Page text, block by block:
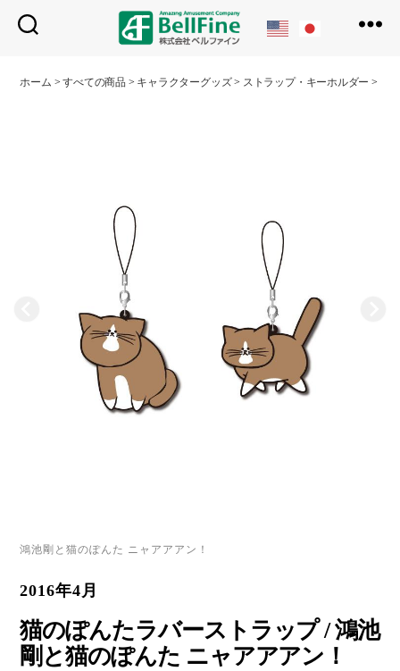
フ
ホーム >すべての商品 > キャラクターグッズ> ストラップ・キーホルダー >
鴻池剛と猫のぽんた ニャアアアン！
2016年4月
猫のぽんたラバーストラップ / 鴻池
剛と猫のぽんた ニャアアアン！